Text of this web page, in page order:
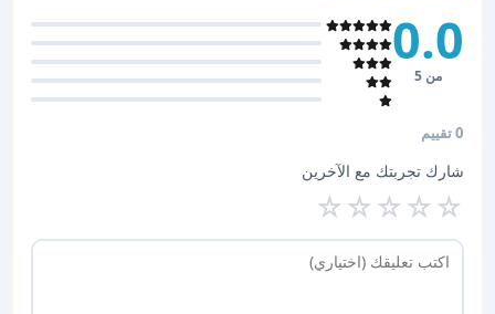
0.0
من 5
0 تقييم
شارك تجربتك مع الآخرين
☆
☆
☆
☆
☆